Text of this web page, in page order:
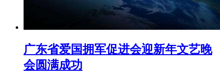
广东省爱国拥军促进会迎新年文艺晚
会圆满成功